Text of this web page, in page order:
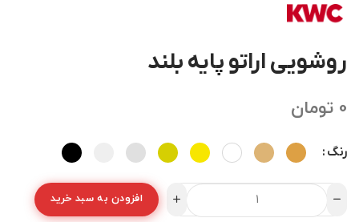
روشویی اراتو پایه بلند
0 تومان
رنگ
افزودن به سبد خرید